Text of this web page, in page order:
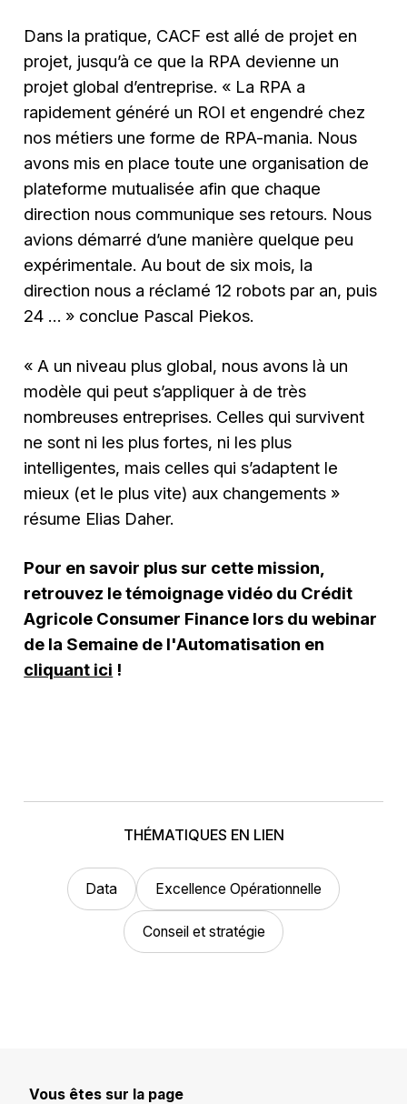
Dans la pratique, CACF est allé de projet en
projet, jusqu’à ce que la RPA devienne un
projet global d’entreprise. « La RPA a
rapidement généré un ROI et engendré chez
nos métiers une forme de RPA-mania. Nous
avons mis en place toute une organisation de
plateforme mutualisée afin que chaque
direction nous communique ses retours. Nous
avions démarré d’une manière quelque peu
expérimentale. Au bout de six mois, la
direction nous a réclamé 12 robots par an, puis
24 … » conclue Pascal Piekos.
« A un niveau plus global, nous avons là un
modèle qui peut s’appliquer à de très
nombreuses entreprises. Celles qui survivent
ne sont ni les plus fortes, ni les plus
intelligentes, mais celles qui s’adaptent le
mieux (et le plus vite) aux changements »
résume Elias Daher.
Pour en savoir plus sur cette mission,
retrouvez le témoignage vidéo du Crédit
Agricole Consumer Finance lors du webinar
de la Semaine de l'Automatisation en
cliquant ici !
THÉMATIQUES EN LIEN
Data Excellence Opérationnelle
Conseil et stratégie
Vous êtes sur la page